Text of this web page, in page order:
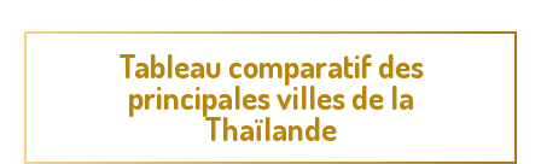
Tableau comparatif des
principales villes de la
Thaïlande